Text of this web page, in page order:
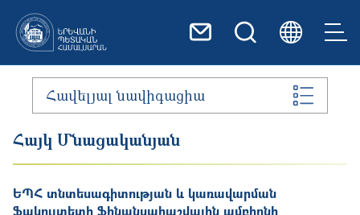
Հավելյալ նավիգացիա
Հայկ Մնացականյան
ԵՊՀ տնտեսագիտության և կառավարման
ֆակուլտետի ֆինանսահաշվային ամբիոնի